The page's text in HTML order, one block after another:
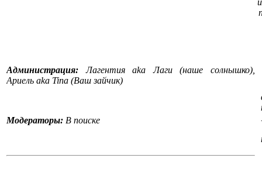
Администрация:
Лагентия aka Лаги (наше солнышко),
Ариель aka Tina (Ваш зайчик)
Модераторы: В поиске